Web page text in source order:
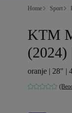
Home Sport
KTM
(2024)
oranje | 28" |